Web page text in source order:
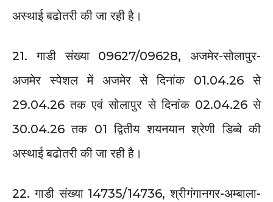
अस्थाई बढोतरी की जा रही है।
21. गाडी संख्या 09627/09628, अजमेर-सोलापुर-
अजमेर स्पेशल में अजमेर से दिनांक 01.04.26 से
29.04.26 तक एवं सोलापुर से दिनांक 02.04.26 से
30.04.26 तक 01 द्वितीय शयनयान श्रेणी डिब्बे की
अस्थाई बढोतरी की जा रही है।
22. गाडी संख्या 14735/14736, श्रीगंगानगर-अम्बाला-